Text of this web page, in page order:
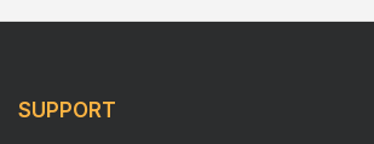
SUPPORT